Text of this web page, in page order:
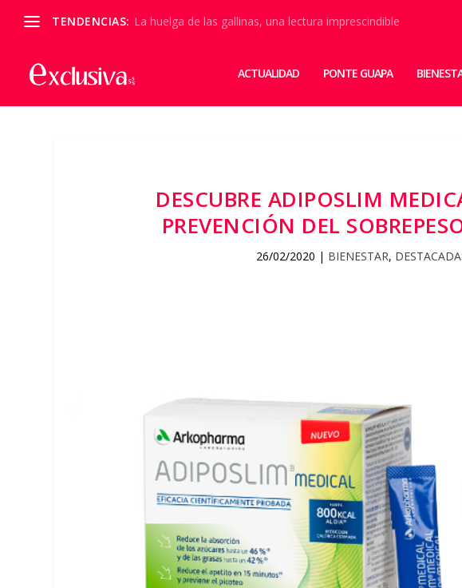
TENDENCIAS: La huelga de las gallinas, una lectura imprescindible
ACTUALIDAD PONTE GUAPA
DESCUBRE ADIPOSLIM
PREVENCIÓN DEL
26/02/2020 | BIENESTAR,